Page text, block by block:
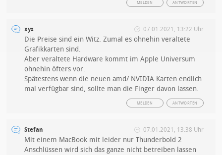
ANTWORTEN
MELDEN
xyz 07.01.2021, 13:22 Uhr
Die Preise sind ein Witz. Zumal es ohnehin veraltete
Grafikkarten sind.
Aber veraltete Hardware kommt im Apple Universum
ohnehin öfters vor.
Spätestens wenn die neuen amd/ NVIDIA Karten endlich
mal verfügbar sind, sollte man die Finger davon lassen.
ANTWORTEN
MELDEN
Stefan 07.01.2021, 13:38 Uhr
Mit einem MacBook mit leider nur Thunderbold 2
Anschlüssen wird sich das ganze nicht betreiben lassen